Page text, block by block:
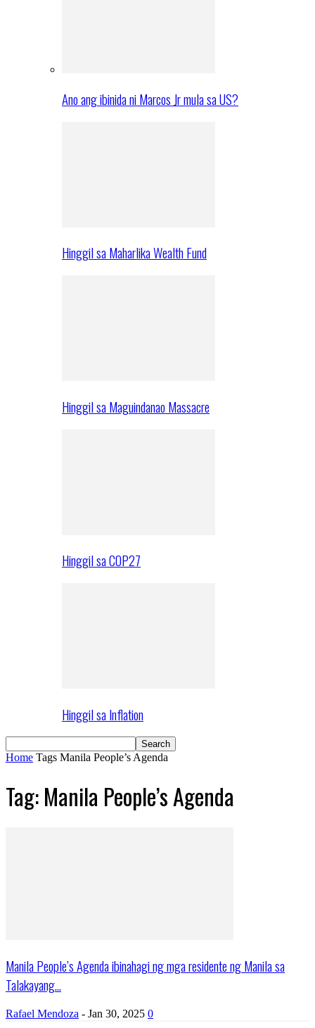
Ano ang ibinida ni Marcos Jr mula sa US?
Hinggil sa Maharlika Wealth Fund
Hinggil sa Maguindanao Massacre
Hinggil sa COP27
Hinggil sa Inflation
Home Tags Manila People’s Agenda
Tag: Manila People’s Agenda
Manila People’s Agenda ibinahagi ng mga residente ng Manila sa
Talakayang...
Rafael Mendoza - Jan 30, 2025 0